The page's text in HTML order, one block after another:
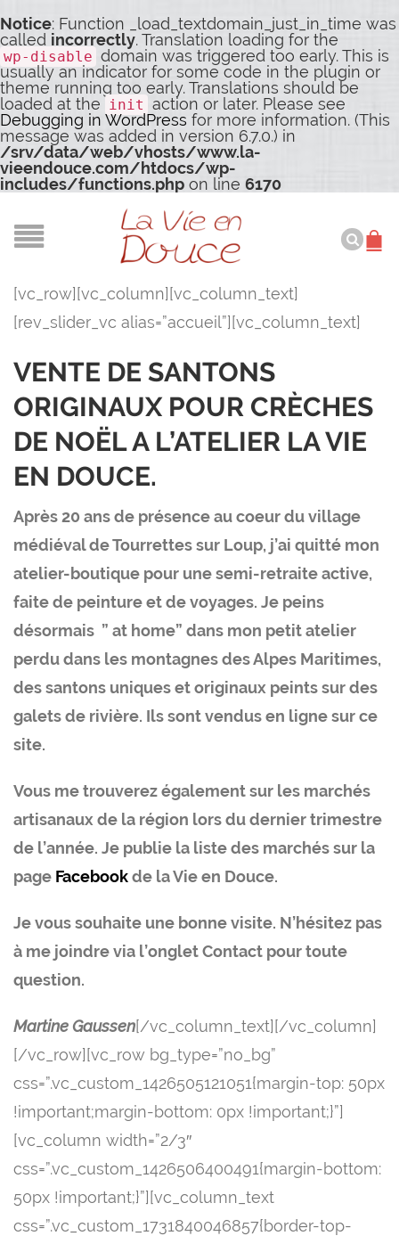
Notice: Function _load_textdomain_just_in_time was
called incorrectly. Translation loading for the
wp-disable domain was triggered too early. This is
usually an indicator for some code in the plugin or
theme running too early. Translations should be
loaded at the init action or later. Please see
Debugging in WordPress for more information. (This
message was added in version 6.7.0.) in
/srv/data/web/vhosts/www.la-
vieendouce.com/htdocs/wp-
includes/functions.php on line 6170
[vc_row][vc_column][vc_column_text]
[rev_slider_vc alias=”accueil”][vc_column_text]
VENTE DE SANTONS
ORIGINAUX POUR CRÈCHES
DE NOËL A L’ATELIER LA VIE
EN DOUCE.
Après 20 ans de présence au coeur du village
médiéval de Tourrettes sur Loup, j’ai quitté mon
atelier-boutique pour une semi-retraite active,
faite de peinture et de voyages. Je peins
désormais ” at home” dans mon petit atelier
perdu dans les montagnes des Alpes Maritimes,
des santons uniques et originaux peints sur des
galets de rivière. Ils sont vendus en ligne sur ce
site.
Vous me trouverez également sur les marchés
artisanaux de la région lors du dernier trimestre
de l’année. Je publie la liste des marchés sur la
page Facebookde la Vie en Douce.
Je vous souhaite une bonne visite. N’hésitez pas
à me joindre via l’onglet Contact pour toute
question.
Martine Gaussen[/vc_column_text][/vc_column]
[/vc_row][vc_row bg_type=”no_bg”
css=”.vc_custom_1426505121051{margin-top: 50px
!important;margin-bottom: 0px !important;}”]
[vc_column width=”2/3″
css=”.vc_custom_1426506400491{margin-bottom:
50px !important;}”][vc_column_text
css=”.vc_custom_1731840046857{border-top-